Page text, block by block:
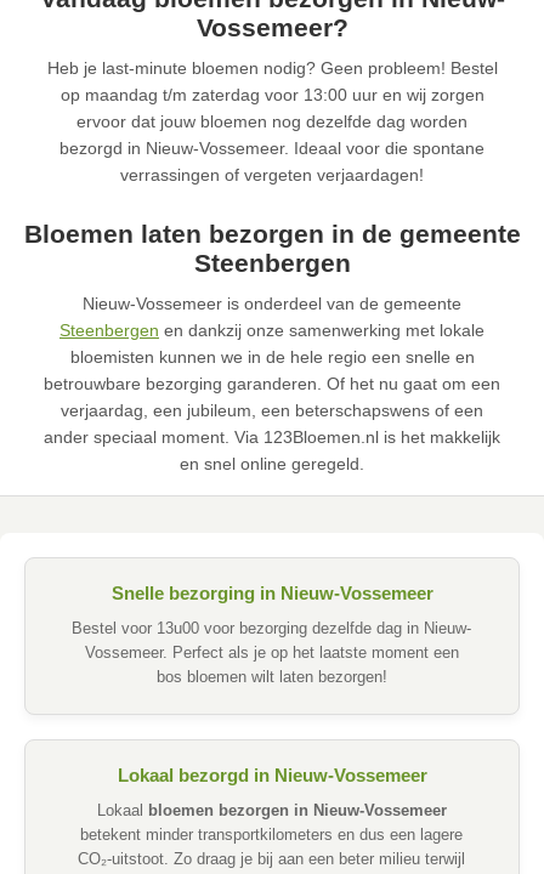
Vossemeer?
Heb je last-minute bloemen nodig? Geen probleem! Bestel
op maandag t/m zaterdag voor 13:00 uur en wij zorgen
ervoor dat jouw bloemen nog dezelfde dag worden
bezorgd in Nieuw-Vossemeer. Ideaal voor die spontane
verrassingen of vergeten verjaardagen!
Bloemen laten bezorgen in de gemeente
Steenbergen
Nieuw-Vossemeer is onderdeel van de gemeente
Steenbergen en dankzij onze samenwerking met lokale
bloemisten kunnen we in de hele regio een snelle en
betrouwbare bezorging garanderen. Of het nu gaat om een
verjaardag, een jubileum, een beterschapswens of een
ander speciaal moment. Via 123Bloemen.nl is het makkelijk
en snel online geregeld.
Snelle bezorging in Nieuw-Vossemeer
Bestel voor 13u00 voor bezorging dezelfde dag in Nieuw-
Vossemeer. Perfect als je op het laatste moment een
bos bloemen wilt laten bezorgen!
Lokaal bezorgd in Nieuw-Vossemeer
Lokaal
bloemen bezorgen in Nieuw-Vossemeer
betekent minder transportkilometers en dus een lagere
CO₂-uitstoot. Zo draag je bij aan een beter milieu terwijl